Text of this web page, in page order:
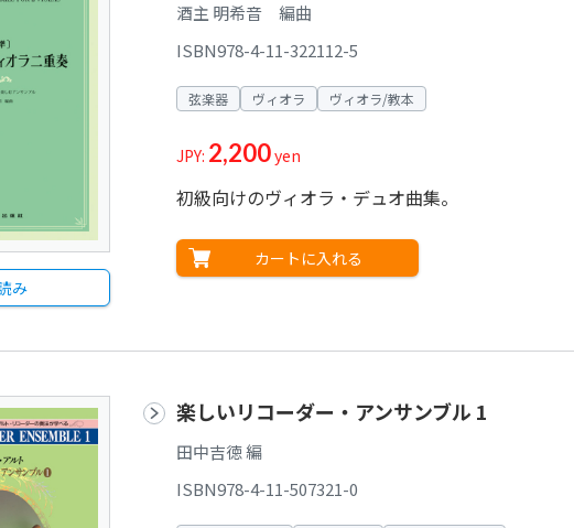
み
酒主 明希音 編曲
ISBN978-4-11-322112-5
弦楽器 ヴィオラ ヴィオラ/教本
JPY: 2,200yen
初級向けのヴィオラ・デュオ曲集。
カートに入れる
楽しいリコーダー・アンサンブル 1
田中吉徳 編
ISBN978-4-11-507321-0